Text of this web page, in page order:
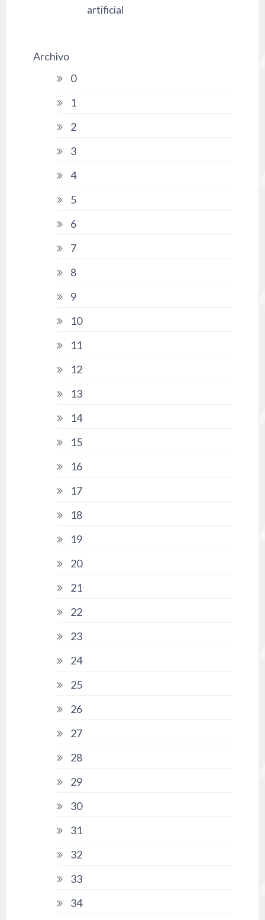
artificial
Archivo
0
1
2
3
4
5
6
7
8
9
10
11
12
13
14
15
16
17
18
19
20
21
22
23
24
25
26
27
28
29
30
31
32
33
34